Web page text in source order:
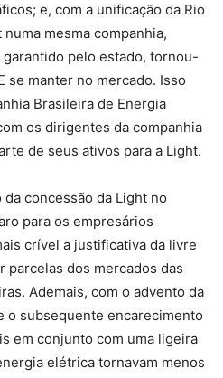
e, com a unificação da Rio
mesma companhia,
pelo estado, tornou-
se manter no mercado. Isso
Brasileira de Energia
os dirigentes da companhia
de seus ativos para a Light.
da concessão da Light no
para os empresários
crível a justificativa da livre
parcelas dos mercados das
Ademais, com o advento da
o subsequente encarecimento
em conjunto com uma ligeira
elétrica tornavam menos